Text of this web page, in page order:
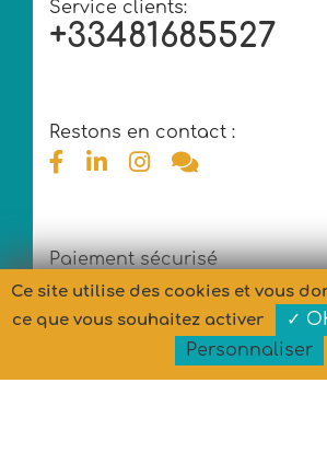
Service clients:
+33481685527
Restons en contact :
Paiement sécurisé
Ce site utilise des cookies et vous
ce que vous souhaitez activer
✓
Personnaliser